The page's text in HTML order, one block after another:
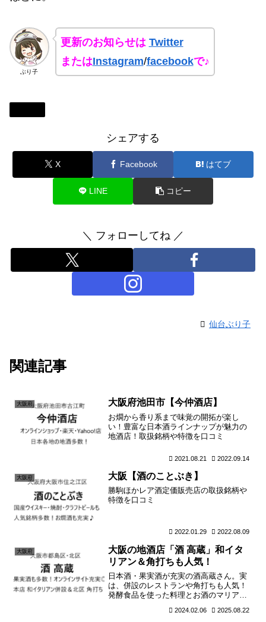
ぶり子
更新のお知らせは Twitter
またはInstagram/facebookで♪
シェアする
X Facebook はてブ
LINE コピー
＼ フォローしてね ／
仙台ぶり子
関連記事
大阪府 大阪府池田市【今仲酒店】
お燗から香り系まで味覚の開拓が楽し
い！豊富な日本酒ラインナップが魅力の
地酒店！取扱銘柄や特徴を口コミ
2021.08.21 2022.09.14
大阪府 大阪【酒のことぶき】
勝駒ほかレア酒定価販売店の取扱銘柄や
特徴を口コミ
2022.01.29 2022.08.09
大阪府
大阪の地酒店「酒 高蔵」和イタ
リアン＆角打ちも人気！
日本酒・果実酒が充実の酒高蔵さん。実
は、併設のレストランや角打ちも人気！
発酵食品を使った料理とお酒のマリアー
2024.02.06 2025.08.22